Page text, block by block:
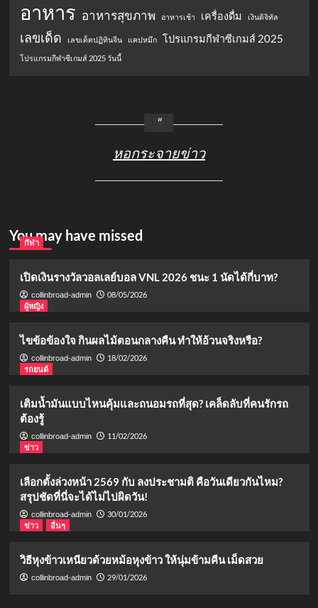
อาหาร อาหารสุขภาพ อาหารเช้า เครื่องดื่ม เงินดิจิทัล
เลขเด็ด เลขเด็ดปฏิทินจีน แคปหมึก โปรแกรมกีฬาซีเกมส์ 2025
โปรแกรมกีฬาซีเกมส์ 2025 วันนี้
หอกระจายข่าว
You may have missed
กีฬา
เปิดเงินรางวัลวอลเลย์บอล VNL 2026 ชนะ 1 นัดได้กี่บาท?
collinbroad-admin
08/05/2026
ผู้หญิง
ไขข้อข้องใจ กินผลไม้ตอนกลางคืน ทำให้อ้วนจริงหรือ?
collinbroad-admin
18/02/2026
รถยนต์
เติมน้ำมันแบบไหนคุ้มและถนอมรถที่สุด? เคล็ดลับที่คนรักรถ
ต้องรู้
collinbroad-admin
11/02/2026
ข่าว
เลือกตั้งล่วงหน้า 2569 กับ ลงประชามติ คือวันเดียวกันไหม?
สรุปชัดที่นี่จะได้ไม่ไปผิดวัน!
collinbroad-admin
30/01/2026
ข่าว
อื่นๆ
วิธีหุงข้าวเหนียวด้วยหม้อหุงข้าว ให้นุ่มข้ามคืน เม็ดสวย
collinbroad-admin 29/01/2026